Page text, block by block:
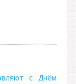
с Днём